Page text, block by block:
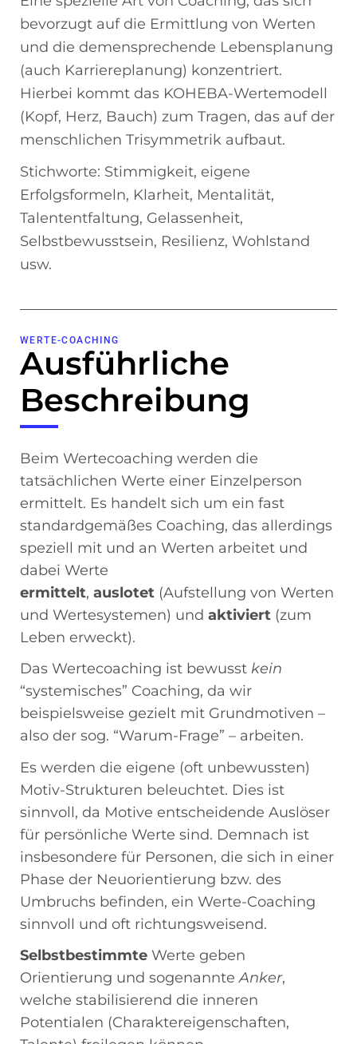
bevorzugt auf die Ermittlung von Werten
und die demensprechende Lebensplanung
(auch Karriereplanung) konzentriert.
Hierbei kommt das KOHEBA-Wertemodell
(Kopf, Herz, Bauch) zum Tragen, das auf der
menschlichen Trisymmetrik aufbaut.
Stichworte: Stimmigkeit, eigene
Erfolgsformeln, Klarheit, Mentalität,
Talententfaltung, Gelassenheit,
Selbstbewusstsein, Resilienz, Wohlstand
usw.
WERTE-COACHING
Ausführliche
Beschreibung
Beim Wertecoaching werden die
tatsächlichen Werte einer Einzelperson
ermittelt. Es handelt sich um ein fast
standardgemäßes Coaching, das allerdings
speziell mit und an Werten arbeitet und
dabei Werte
ermittelt, auslotet (Aufstellung von Werten
und Wertesystemen) und aktiviert (zum
Leben erweckt).
Das Wertecoaching ist bewusst kein
“systemisches” Coaching, da wir
beispielsweise gezielt mit Grundmotiven –
also der sog. “Warum-Frage” – arbeiten.
Es werden die eigene (oft unbewussten)
Motiv-Strukturen beleuchtet. Dies ist
sinnvoll, da Motive entscheidende Auslöser
für persönliche Werte sind. Demnach ist
insbesondere für Personen, die sich in einer
Phase der Neuorientierung bzw. des
Umbruchs befinden, ein Werte-Coaching
sinnvoll und oft richtungsweisend.
Selbstbestimmte Werte geben
Orientierung und sogenannte Anker,
welche stabilisierend die inneren
Potentialen (Charaktereigenschaften,